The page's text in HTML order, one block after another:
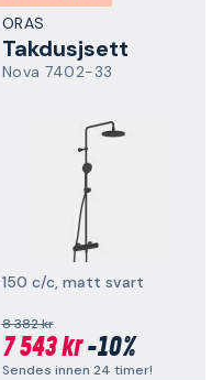
ORAS
Takdusjsett
Nova 7402-33
150 c/c, matt svart
8 382 kr
7 543 kr-10%
Sendes innen 24 timer!